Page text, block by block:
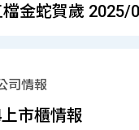
金蛇賀歲 2025/
司情報
市櫃情報